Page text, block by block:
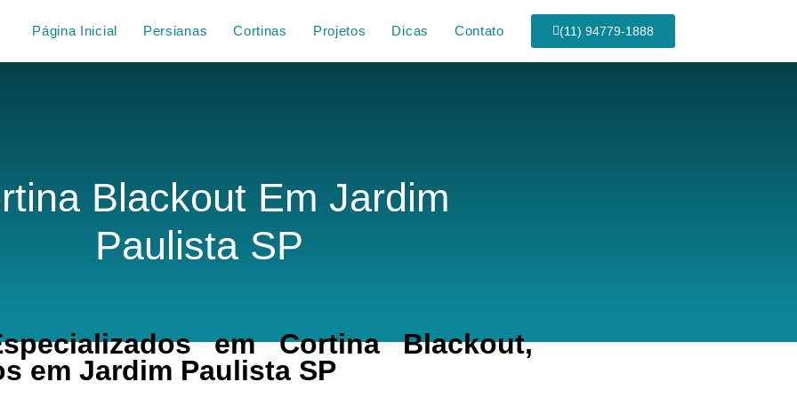
Página Inicial Persianas Cortinas Projetos Dicas Contato (11) 94779-1888
Blackout Em Jardim
Paulista SP
em Cortina Blackout,
em Jardim Paulista SP